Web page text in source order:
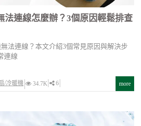
法連線怎麼辦？3個原因輕鬆排查
法連線？本文介紹3個常見原因與解決步
連線
/冷暖機 34.7K 6 more